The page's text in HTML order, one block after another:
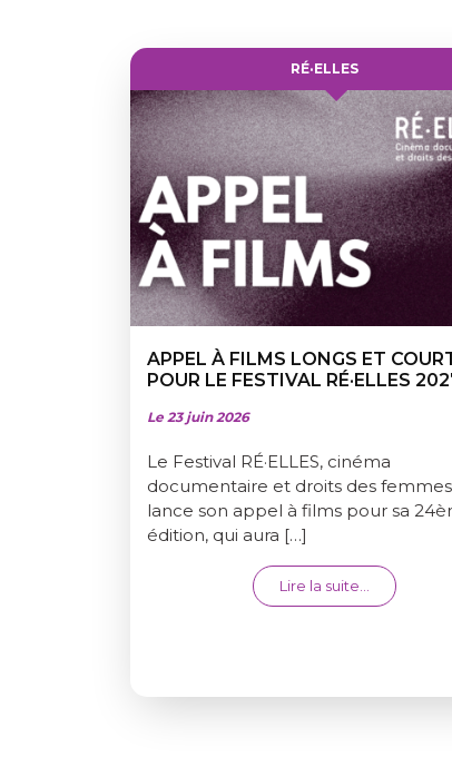
RÉ·ELLES
APPEL À FILMS LONGS ET
POUR LE FESTIVAL RÉ·ELLES
Le 23 juin 2026
Le Festival RÉ·ELLES, cinéma
documentaire et droits des
lance son appel à films pour sa
édition, qui aura […]
Lire la suite… from